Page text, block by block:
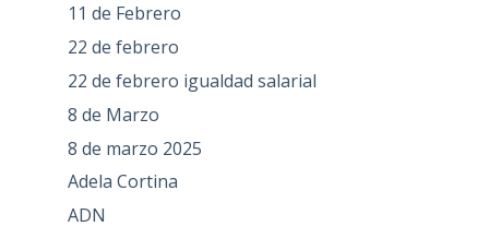
11 de Febrero
22 de febrero
22 de febrero igualdad salarial
8 de Marzo
8 de marzo 2025
Adela Cortina
ADN